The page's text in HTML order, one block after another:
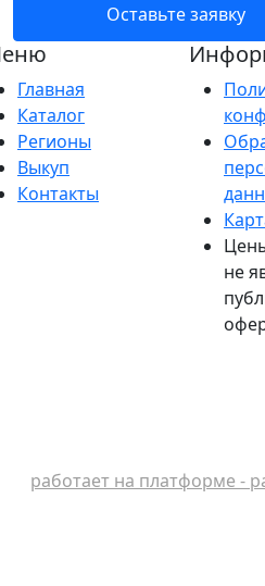
Оставьте заявку
Главная
Каталог
Регионы
Выкуп
Контакты
не
работает на платформе -